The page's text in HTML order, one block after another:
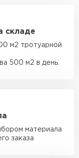
от 3 500 ₽
складе
м2 тротуарной
500 м2 в день.
материала
заказа